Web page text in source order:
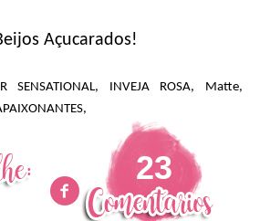
Açucarados!
SENSATIONAL, INVEJA ROSA, Matte,
,
23